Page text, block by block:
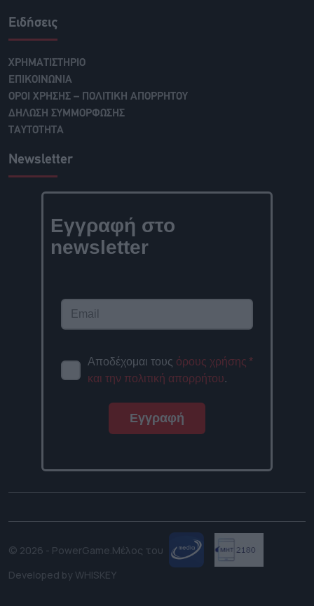
Ειδήσεις
ΧΡΗΜΑΤΙΣΤΗΡΙΟ
ΕΠΙΚΟΙΝΩΝΙΑ
ΟΡΟΙ ΧΡΗΣΗΣ – ΠΟΛΙΤΙΚΗ ΑΠΟΡΡΗΤΟΥ
ΔΗΛΩΣΗ ΣΥΜΜΟΡΦΩΣΗΣ
ΤΑΥΤΟΤΗΤΑ
Newsletter
Εγγραφή στο
newsletter
Αποδέχομαι τους όρους χρήσης
και την πολιτική απορρήτου.
*
Εγγραφή
© 2026 - PowerGame.Μέλος του
Developed by WHISKEY